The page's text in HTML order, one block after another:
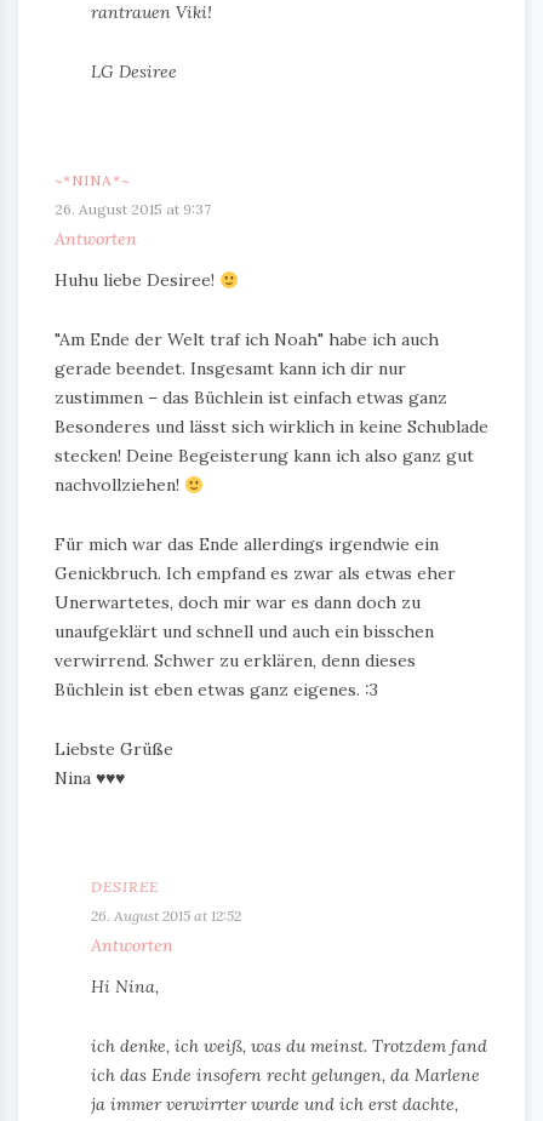
rantrauen Viki!
LG Desiree
~*NINA*~
26. August 2015 at 9:37
Antworten
Huhu liebe Desiree!
"Am Ende der Welt traf ich Noah" habe ich auch
gerade beendet. Insgesamt kann ich dir nur
zustimmen – das Büchlein ist einfach etwas ganz
Besonderes und lässt sich wirklich in keine Schublade
stecken! Deine Begeisterung kann ich also ganz gut
nachvollziehen!
Für mich war das Ende allerdings irgendwie ein
Genickbruch. Ich empfand es zwar als etwas eher
Unerwartetes, doch mir war es dann doch zu
unaufgeklärt und schnell und auch ein bisschen
verwirrend. Schwer zu erklären, denn dieses
Büchlein ist eben etwas ganz eigenes. :3
Liebste Grüße
Nina ♥♥♥
DESIREE
26. August 2015 at 12:52
Antworten
Hi Nina,
ich denke, ich weiß, was du meinst. Trotzdem fand
ich das Ende insofern recht gelungen, da Marlene
ja immer verwirrter wurde und ich erst dachte,